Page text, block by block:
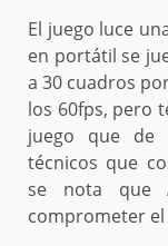
El juego luce
en portátil se
a 30 cuadros
los 60fps, pero
juego que de
técnicos que
se nota que
comprometer